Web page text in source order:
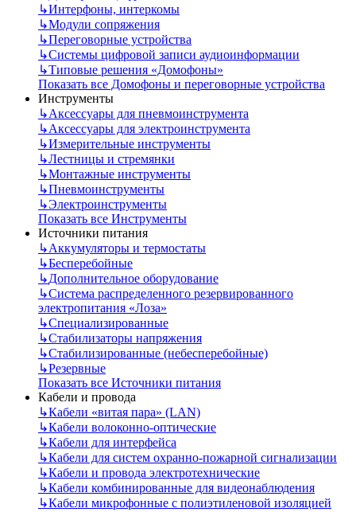
↳Интерфоны, интеркомы
↳Модули сопряжения
↳Переговорные устройства
↳Системы цифровой записи аудиоинформации
↳Типовые решения «Домофоны»
Показать все Домофоны и переговорные устройства
Инструменты
↳Аксессуары для пневмоинструмента
↳Аксессуары для электроинструмента
↳Измерительные инструменты
↳Лестницы и стремянки
↳Монтажные инструменты
↳Пневмоинструменты
↳Электроинструменты
Показать все Инструменты
Источники питания
↳Аккумуляторы и термостаты
↳Бесперебойные
↳Дополнительное оборудование
↳Система распределенного резервированного
электропитания «Лоза»
↳Специализированные
↳Стабилизаторы напряжения
↳Стабилизированные (небесперебойные)
↳Резервные
Показать все Источники питания
Кабели и провода
↳Кабели «витая пара» (LAN)
↳Кабели волоконно-оптические
↳Кабели для интерфейса
↳Кабели для систем охранно-пожарной сигнализации
↳Кабели и провода электротехнические
↳Кабели комбинированные для видеонаблюдения
↳Кабели микрофонные с полиэтиленовой изоляцией